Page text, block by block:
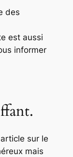
des
est aussi
informer
sur le
mais